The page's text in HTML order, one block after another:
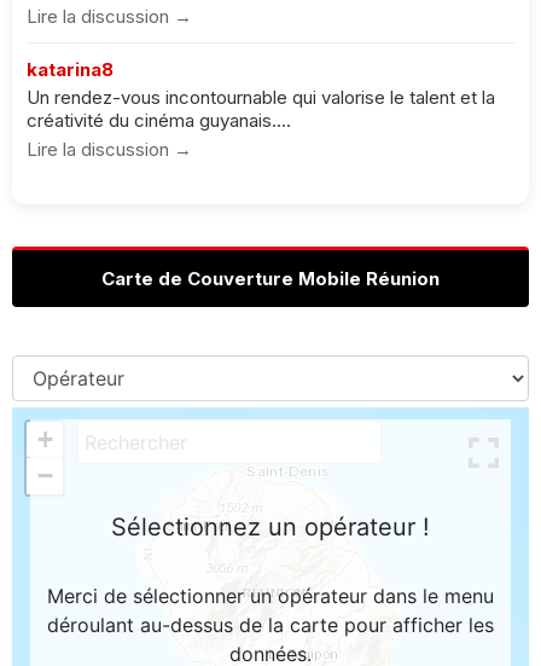
Lire la discussion →
katarina8
Un rendez-vous incontournable qui valorise le talent et la
créativité du cinéma guyanais....
Lire la discussion →
Carte de Couverture Mobile Réunion